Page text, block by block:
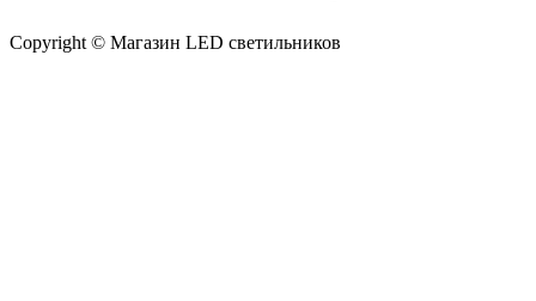
Copyright © Магазин LED светильников